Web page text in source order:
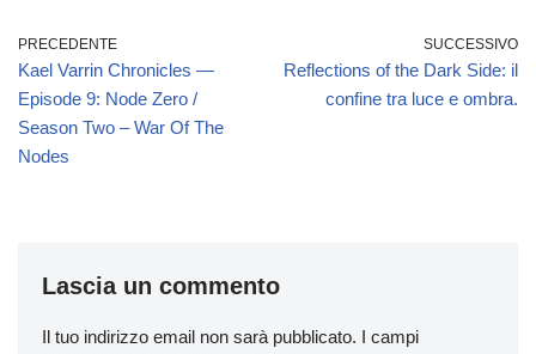
e
b
o
o
o
d
o
di
PRECEDENTE
Kael Varrin Chronicles —
Episode 9: Node Zero /
Season Two – War Of The
Nodes
SUCCESSIVO
Reflections of the Dark Side: il
confine tra luce e ombra.
Lascia un commento
Il tuo indirizzo email non sarà pubblicato. I campi